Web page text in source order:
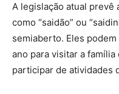
A legislação atual prevê
como “saidão” ou
semiaberto. Eles
ano para visitar a
participar de atividades